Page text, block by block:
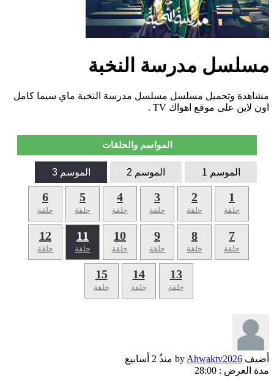
مسلسل مدرسة النخبة
مشاهدة وتحميل مسلسل مسلسل مدرسة النخبة ماي سيما كامل
اون لاين على موقع اهواك TV .
المواسم والحلقات
الموسم 1 الموسم 2 الموسم 3
1
حلقة
2
حلقة
3
حلقة
4
حلقة
5
حلقة
6
حلقة
7
حلقة
8
حلقة
9
حلقة
10
حلقة
11
حلقة
12
حلقة
13
حلقة
14
حلقة
15
حلقة
أضيف by Ahwaktv2026 منذُ 2 أسابيع
مدة العرض : 28:00